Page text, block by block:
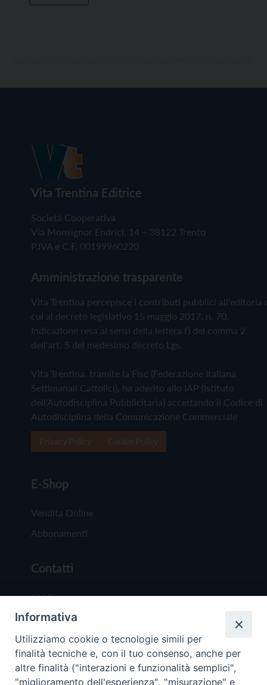
Vita Trentina Editrice
Società Cooperativa
Via Monsignor Endrici, 14 – 38122 Trento
P.IVA e C.F. 00199960220
Amministrazione trasparente
Vita Trentina percepisce i contributi pubblici all'editoria
cui al decreto legislativo 15 maggio 2017, n. 70.
Indicazione resa ai sensi della lettera f) del comma 2
dell'art. 5 del medesimo decreto Lgs.
Vita Trentina, tramite la Fisc (Federazione Italiana
Settimanali Cattolici), ha aderito allo IAP (Istituto
dell'Autodisciplina Pubblicitaria) accettando il Codice di
Autodisciplina della Comunicazione Commerciale
E-Shop
Vendita Online
Abbonamenti
Contatti
Chi Siamo
Redazione
Scrivici
Informativa
Utilizziamo cookie o tecnologie simili per
finalità tecniche e, con il tuo consenso, anche per
altre finalità ("interazioni e funzionalità semplici",
"miglioramento dell'esperienza", "misurazione" e